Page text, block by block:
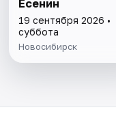
Есенин
19 сентября 2026 •
суббота
Новосибирск